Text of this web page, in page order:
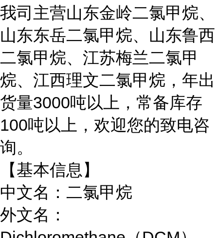
我司主营山东金岭二氯甲烷、
山东东岳二氯甲烷、山东鲁西
二氯甲烷、江苏梅兰二氯甲
烷、江西理文二氯甲烷，年出
货量3000吨以上，常备库存
100吨以上，欢迎您的致电咨
询。
【基本信息】
中文名：二氯甲烷
外文名：